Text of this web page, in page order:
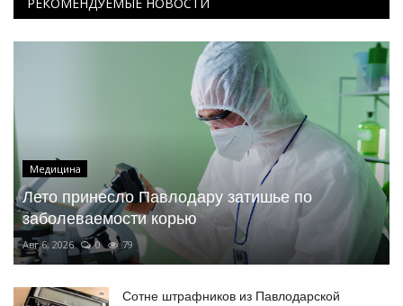
Медицина
Лето принесло Павлодару затишье по
заболеваемости корью
Авг 6, 2026 0 79
Сотне штрафников из Павлодарской